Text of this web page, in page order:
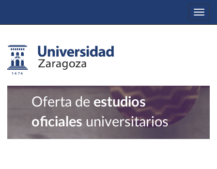
Oferta de estudios
oficiales universitarios